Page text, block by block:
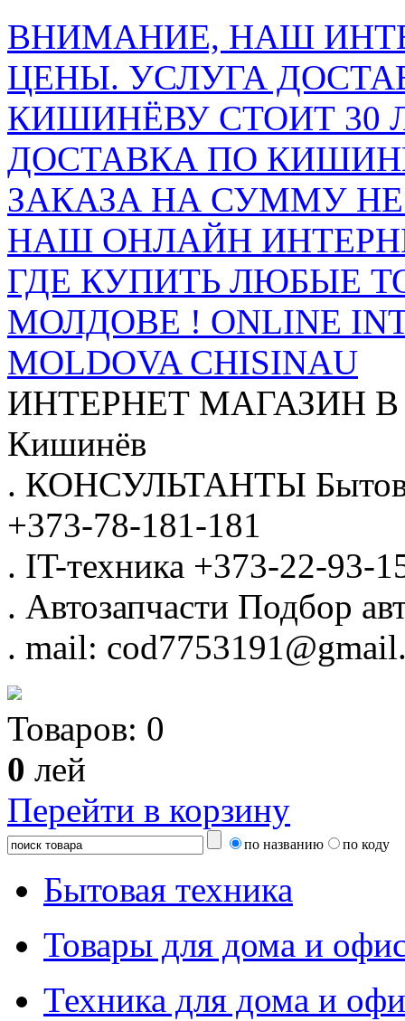
ВНИМАНИЕ, НАШ
ЦЕНЫ. УСЛУГА
КИШИНЁВУ СТОИТ 30
ДОСТАВКА ПО
ЗАКАЗА НА СУММУ НЕ
НАШ ОНЛАЙН
ГДЕ КУПИТЬ ЛЮБЫЕ
МОЛДОВЕ ! ONLINE
MOLDOVA CHISINAU
ИНТЕРНЕТ МАГАЗИН
Кишинёв
. КОНСУЛЬТАНТЫ
+373-78-181-181
. IT-техника +373-22-93-
. Автозапчасти Подбор
. mail:
Товаров: 0
0 лей
Перейти в корзину
по названию по коду
Бытовая техника
Товары для дома и
Техника для дома и